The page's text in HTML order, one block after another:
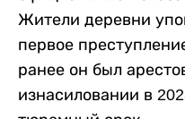
Жители деревни
первое
ранее он был
изнасиловании в